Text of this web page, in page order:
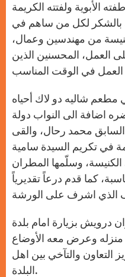
الأبوية ولفتته الكريمة
بالشكر لكل من ساهم في
من مهندسين وعمال،
العمل، المحسنين الذين
مطعم شاليه دو لاك أحياه
اضافة الى النواب دولة
السابق محمد رحال، والقى
في تكريم السيدة سامية
وسلّمها المطران
كما قدم درعاً تقديرياً
درويش بزيارة امام بلدة
وعرض معه الأوضاع
التعاون والتآخي بين اهل
البلدة.